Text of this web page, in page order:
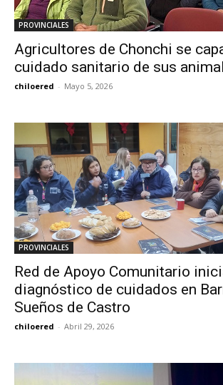
PROVINCIALES
Agricultores de Chonchi se
cuidado sanitario de sus
chiloered - Mayo 5, 2026
PROVINCIALES
Red de Apoyo Comunitario
diagnóstico de cuidados en
Sueños de Castro
chiloered - Abril 29, 2026